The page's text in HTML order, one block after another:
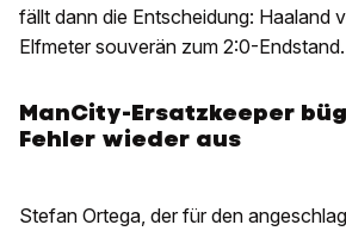
fällt dann die Entscheidung: Haaland
Elfmeter souverän zum 2:0-Endstand.
ManCity-Ersatzkeeper
Fehler wieder aus
Stefan Ortega, der für den